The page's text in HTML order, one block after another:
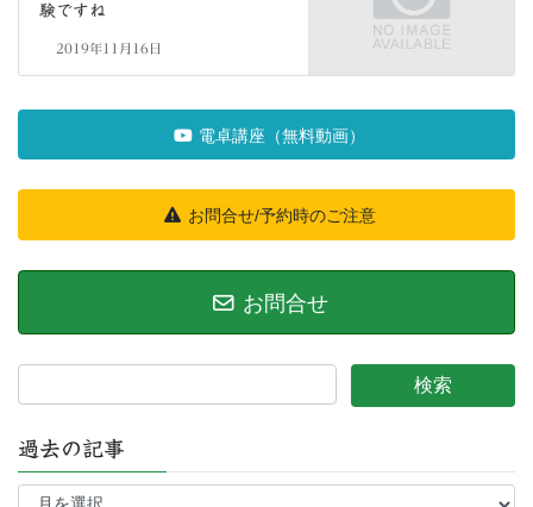
験ですね
2019年11月16日
電卓講座（無料動画）
お問合せ/予約時のご注意
お問合せ
過去の記事
過